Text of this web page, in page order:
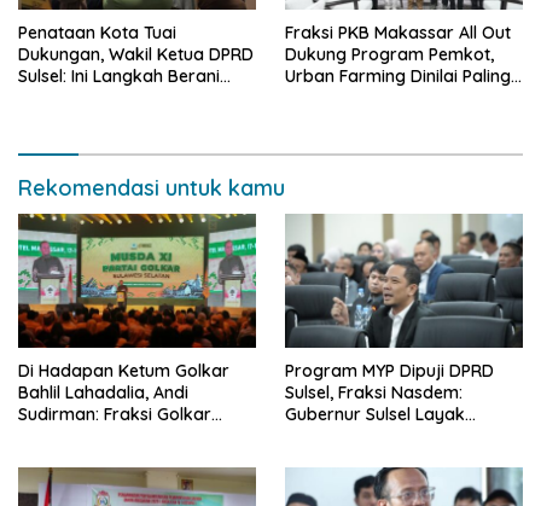
Penataan Kota Tuai
Dukungan, Wakil Ketua DPRD
Sulsel: Ini Langkah Berani
Fraksi PKB Makassar All Out
Dukung Program Pemkot,
Urban Farming Dinilai Paling
Rekomendasi untuk kamu
Di Hadapan Ketum Golkar
Bahlil Lahadalia, Andi
Sudirman: Fraksi Golkar
Program MYP Dipuji DPRD
Sulsel, Fraksi Nasdem:
Gubernur Sulsel Layak